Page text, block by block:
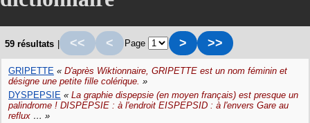
59 résultats << < Page > >>
GRIPETTE « D'après Wiktionnaire, GRIPETTE est un nom féminin et
désigne une petite fille colérique. »
DYSPEPSIE « La graphie dispepsie (en moyen français) est presque un
palindrome ! DISPEPSIE : à l'endroit EISPEPSID : à l'envers Gare au
reflux … »